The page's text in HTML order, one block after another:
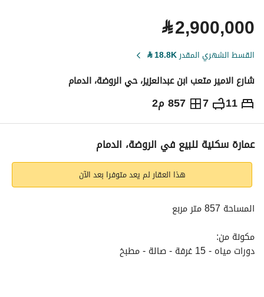
⃁2,900,000
القسط الشهري المقدر18.8K
⃁
شارع الامير متعب ابن عبدالعزيز، حي الروضة، الدمام
11
7 857 م2 ⃁
2,900,000
التفاصيل معلومات ترخيص الإعلان
عمارة سكنية للبيع في الروضة، الدمام
هذا العقار لم يعد متوفرا بعد الآن
المساحة 857 متر مربع
مكونة من:
دورات مياه - 15 غرفة - صالة - مطبخ